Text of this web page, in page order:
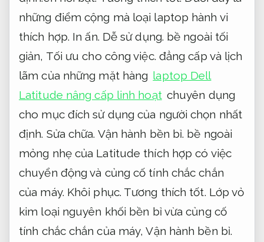
những điểm cộng mà loại laptop hành vi
thích hợp. In ấn. Dễ sử dụng. bề ngoài tối
giản, Tối ưu cho công việc. đẳng cấp và lịch
lãm của những mặt hàng laptop Dell
Latitude nâng cấp linh hoạt chuyên dụng
cho mục đích sử dụng của người chọn nhất
định. Sửa chữa. Vận hành bền bỉ. bề ngoài
mỏng nhẹ của Latitude thích hợp có việc
chuyển động và củng cố tính chắc chắn
của máy. Khôi phục. Tương thích tốt. Lớp vỏ
kim loại nguyên khối bền bỉ vừa củng cố
tính chắc chắn của máy,Vận hành bền bỉ.